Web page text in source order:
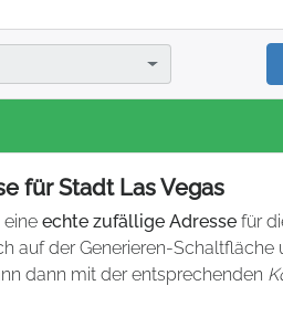
für Stadt Las Vegas
eine echte zufällige Adresse für
auf der Generieren-Schaltfläche
dann mit der entsprechenden